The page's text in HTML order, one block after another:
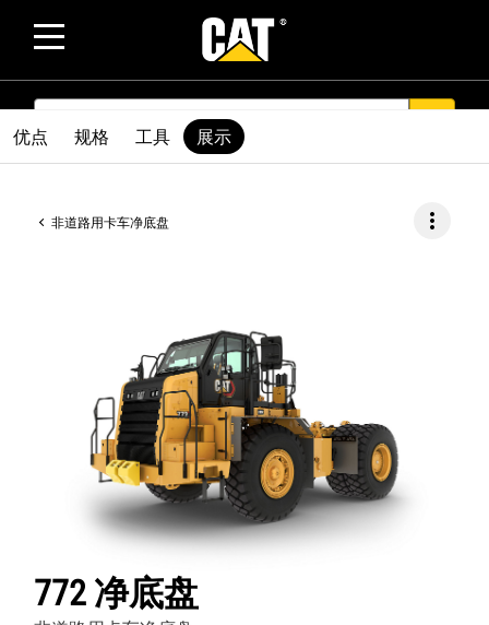
SEARCH
非道路用卡车净底盘 more_vert
772 净底盘
优点 规格 工具 展示